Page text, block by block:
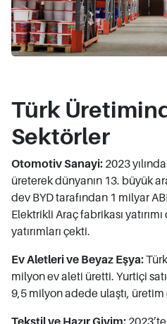
Türk
Sektörler
Otomotiv Sanayi: 2023
üreterek dünyanın 13. büyük
dev BYD tarafından 1 milyar
Elektrikli Araç fabrikası
yatırımları çekti.
Ev Aletleri ve Beyaz Eşya:
milyon ev aleti üretti. Yurtiçi
9,5 milyon adede ulaştı,
Tekstil ve Hazır Giyim: